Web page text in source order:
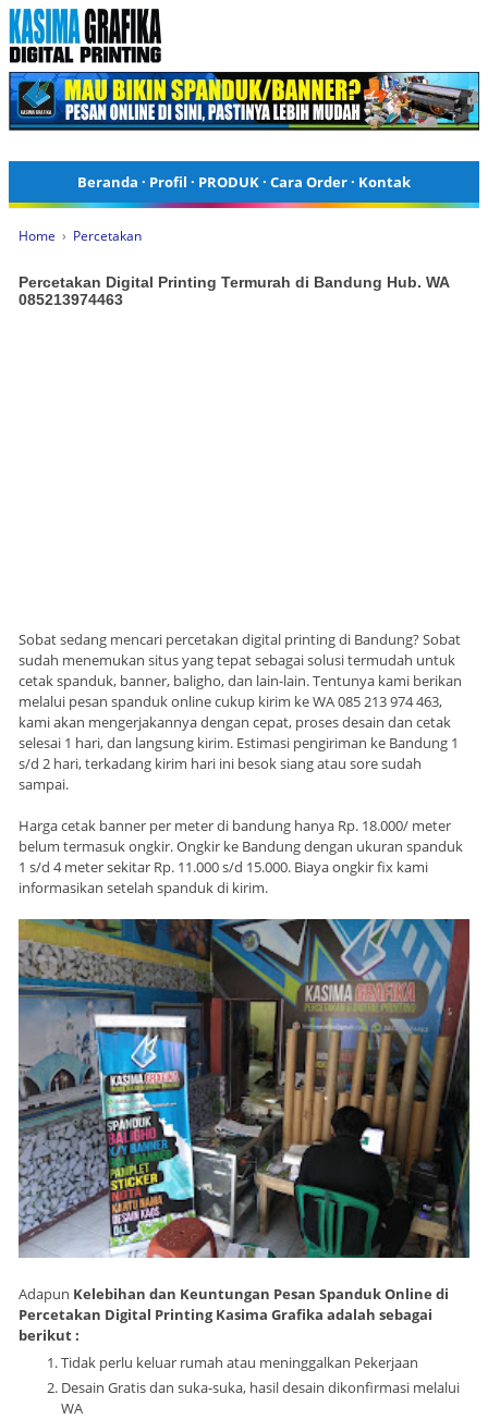
Beranda · Profil · PRODUK· Cara Order· Kontak
Home › Percetakan
Percetakan Digital Printing Termurah di Bandung Hub. WA
085213974463
Sobat sedang mencari percetakan digital printing di Bandung? Sobat
sudah menemukan situs yang tepat sebagai solusi termudah untuk
cetak spanduk, banner, baligho, dan lain-lain. Tentunya kami berikan
melalui pesan spanduk online cukup kirim ke WA 085 213 974 463,
kami akan mengerjakannya dengan cepat, proses desain dan cetak
selesai 1 hari, dan langsung kirim. Estimasi pengiriman ke Bandung 1
s/d 2 hari, terkadang kirim hari ini besok siang atau sore sudah
sampai.
Harga cetak banner per meter di bandung hanya Rp. 18.000/ meter
belum termasuk ongkir. Ongkir ke Bandung dengan ukuran spanduk
1 s/d 4 meter sekitar Rp. 11.000 s/d 15.000. Biaya ongkir fix kami
informasikan setelah spanduk di kirim.
Adapun Kelebihan dan Keuntungan Pesan Spanduk Online di
Percetakan Digital Printing Kasima Grafika adalah sebagai
berikut :
Tidak perlu keluar rumah atau meninggalkan Pekerjaan
Desain Gratis dan suka-suka, hasil desain dikonfirmasi melalui
WA